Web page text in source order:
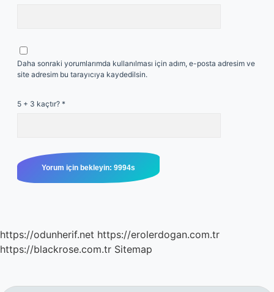
Daha sonraki yorumlarımda kullanılması için adım, e-posta adresim ve
site adresim bu tarayıcıya kaydedilsin.
5 + 3 kaçtır? *
https://odunherif.net https://erolerdogan.com.tr
https://blackrose.com.tr Sitemap